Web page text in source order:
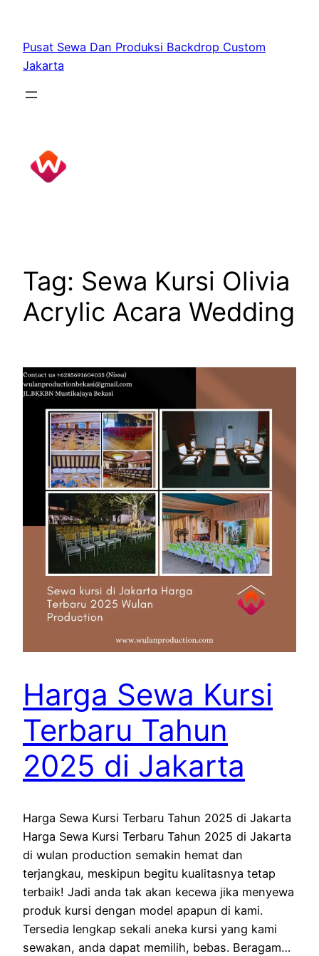
content
Pusat Sewa Dan Produksi Backdrop Custom
Jakarta
Tag: Sewa Kursi Olivia
Acrylic Acara Wedding
Harga Sewa Kursi
Terbaru Tahun
2025 di Jakarta
Harga Sewa Kursi Terbaru Tahun 2025 di Jakarta
Harga Sewa Kursi Terbaru Tahun 2025 di Jakarta
di wulan production semakin hemat dan
terjangkau, meskipun begitu kualitasnya tetap
terbaik! Jadi anda tak akan kecewa jika menyewa
produk kursi dengan model apapun di kami.
Tersedia lengkap sekali aneka kursi yang kami
sewakan, anda dapat memilih, bebas. Beragam…